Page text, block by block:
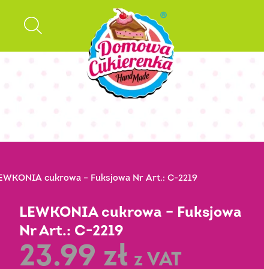
cukrowa – Fuksjowa Nr Art.: C-2219
LEWKONIA cukrowa – Fuksjowa
Nr Art.: C-2219
23.99 zł z VAT